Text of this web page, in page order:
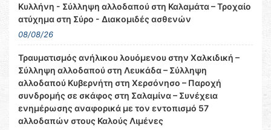
Κυλλήνη - Σύλληψη αλλοδαπού στη Καλαμάτα – Τροχαίο
ατύχημα στη Σύρο - Διακομιδές ασθενών
08/08/26
Τραυματισμός ανήλικου λουόμενου στην Χαλκιδική –
Σύλληψη αλλοδαπού στη Λευκάδα – Σύλληψη
αλλοδαπού Κυβερνήτη στη Χερσόνησο – Παροχή
συνδρομής σε σκάφος στη Σαλαμίνα – Συνέχεια
ενημέρωσης αναφορικά με τον εντοπισμό 57
αλλοδαπών στους Καλούς Λιμένες